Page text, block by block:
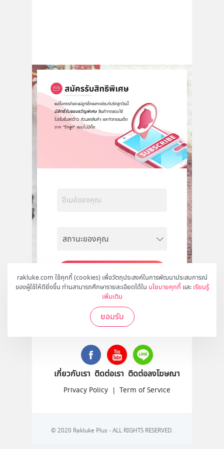
rakluke.com ใช้คุกกี้ (cookies) เพื่อวัตถุประสงค์ในการพัฒนาประสบการณ์
ของผู้ใช้ให้ดียิ่งขึ้น ท่านสามารถศึกษารายละเอียดได้ใน นโยบายคุกกี้ และ เรียนรู้
เพิ่มเติม
ยอมรับ
สมัคร
ติดตามเราได้ที่
เกี่ยวกับเรา ติดต่อเรา ติดต่อลงโฆษณา
Privacy Policy | Term of Service
© 2020 Rakluke Plus - ALL RIGHTS RESERVED.